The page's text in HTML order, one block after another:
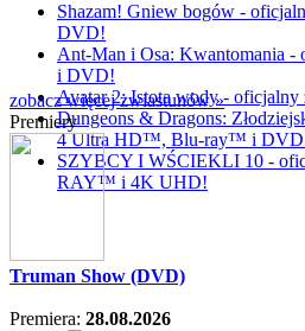
Shazam! Gniew bogów -
DVD!
Ant-Man i Osa: Kwantomania
i DVD!
Avatar 2: Istota wody -
Dungeons & Dragons:
4 Ultra HD™, Blu-ray™ i
SZYBCY I WŚCIEKLI 10 -
RAY™ i 4K UHD!
zobacz więcej zwiastunów »
Premiery
Truman Show (DVD)
Premiera: 28.08.2026